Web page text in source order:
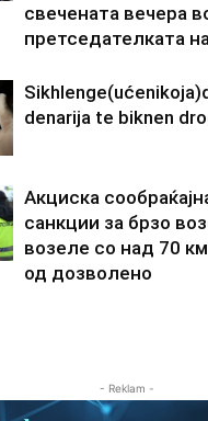
свечената вечера
претседателката
denarija te biknen
Акциска
санкции за брзо
возеле со над 70
од дозволено
- Reklam -